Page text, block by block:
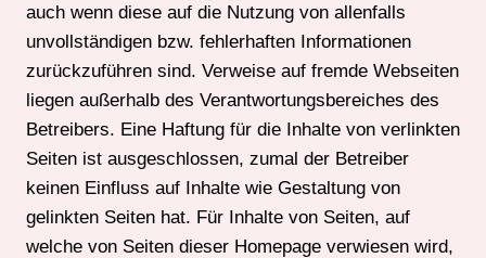
auch wenn diese auf die Nutzung von allenfalls
unvollständigen bzw. fehlerhaften Informationen
zurückzuführen sind. Verweise auf fremde Webseiten
liegen außerhalb des Verantwortungsbereiches des
Betreibers. Eine Haftung für die Inhalte von verlinkten
Seiten ist ausgeschlossen, zumal der Betreiber
keinen Einfluss auf Inhalte wie Gestaltung von
gelinkten Seiten hat. Für Inhalte von Seiten, auf
welche von Seiten dieser Homepage verwiesen wird,